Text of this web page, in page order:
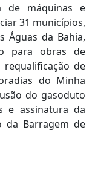
de máquinas e
31 municípios,
Águas da Bahia,
para obras de
de
do Minha
do gasoduto
e assinatura da
da Barragem de